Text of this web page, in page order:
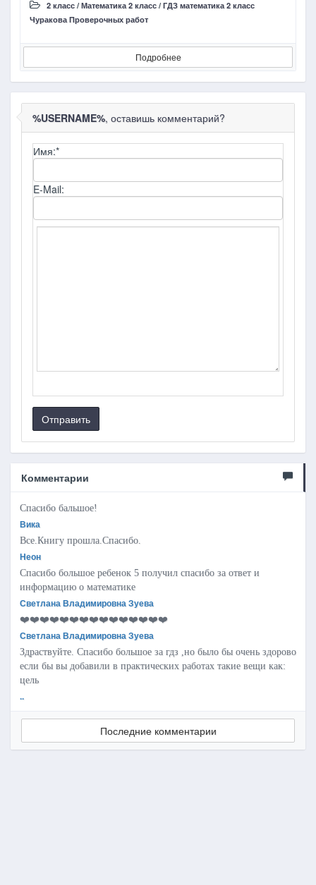
2 класс / Математика 2 класс / ГДЗ математика 2 класс
Чуракова Проверочных работ
Подробнее
%USERNAME%, оставишь комментарий?
Имя:*
E-Mail:
Отправить
Комментарии
Спасибо бальшое!
Вика
Все.Книгу прошла.Спасибо.
Неон
Спасибо большое ребенок 5 получил спасибо за ответ и
информацию о математике
Светлана Владимировна Зуева
❤️❤️❤️❤️❤️❤️❤️❤️❤️❤️❤️❤️❤️❤️❤️
Светлана Владимировна Зуева
Здраствуйте. Спасибо большое за гдз ,но было бы очень здорово
если бы вы добавили в практических работах такие вещи как:
цель
..
Последние комментарии